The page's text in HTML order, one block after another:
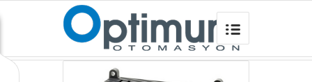
OMRON CP1E-N40DT1-A
Omron Türkiye
CP1 SERİSİ KOMPAKT PLC
CP1E KOMPAKT PLC /